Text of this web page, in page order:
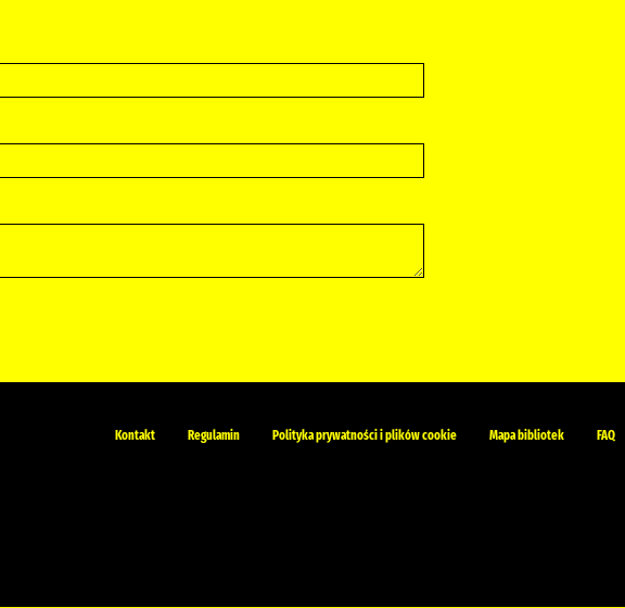
Kontakt Regulamin Polityka prywatności i plików cookie Mapa bibliotek FAQ